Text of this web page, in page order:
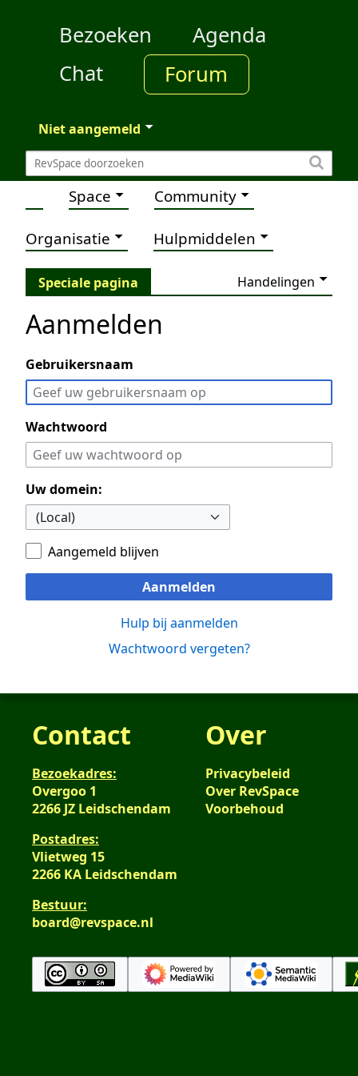
Bezoeken
Agenda
Chat
Forum
Niet aangemeld
Space Community
Organisatie Hulpmiddelen
Speciale pagina Handelingen
Aanmelden
Gebruikersnaam
Wachtwoord
Uw domein:
Aangemeld blijven
Aanmelden
Hulp bij aanmelden
Wachtwoord vergeten?
Contact
Bezoekadres:
Overgoo 1
2266 JZ Leidschendam
Postadres:
Vlietweg 15
2266 KA Leidschendam
Bestuur:
board@revspace.nl
Over
Privacybeleid
Over RevSpace
Voorbehoud